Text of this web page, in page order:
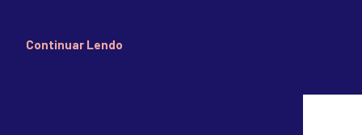
Continuar Lendo